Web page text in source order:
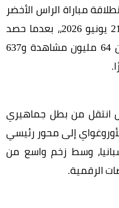
مباراة الراس الأخضر
خلال الفترة من 16 إلى 21 يونيو 2026،، بعدما حصد
حضوره الإعلامي أكثر من 64 مليون مشاهدة و637
انتقل من بطل جماهيري
إلى محور رئيسي
وسط زخم واسع من
الرقمية.